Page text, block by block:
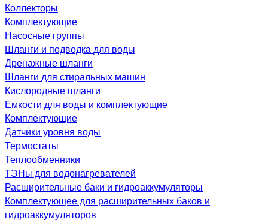
Коллекторы
Комплектующие
Насосные группы
Шланги и подводка для воды
Дренажные шланги
Шланги для стиральных машин
Кислородные шланги
Емкости для воды и комплектующие
Комплектующие
Датчики уровня воды
Термостаты
Теплообменники
ТЭНы для водонагревателей
Расширительные баки и гидроаккумуляторы
Комплектующее для расширительных баков и
гидроаккумуляторов